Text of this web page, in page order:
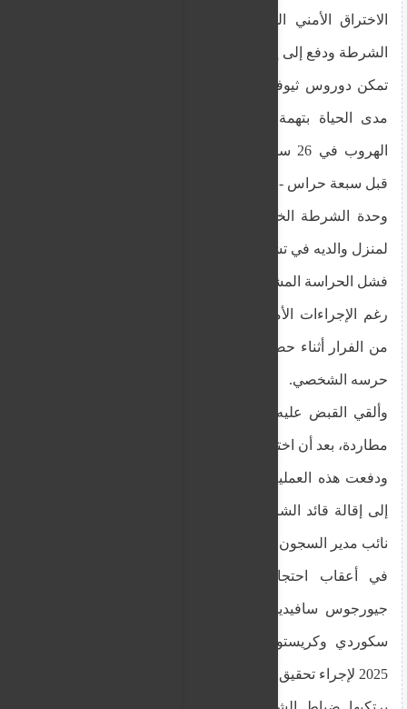
الاختراق الأمني ​​الذي أدى إلى إقالة كبار مسؤولي
الشرطة ودفع إلى إجراء تحقيق جنائي.
تمكن دوروس ثيوفانوس، الذي يقضي عقوبة بالسجن
مدى الحياة بتهمة قتل صديقته الحامل وابنتها، من
قبل سبعة حراس - أربعة ضباط سجن وثلاثة أعضاء من
لمنزل والديه في تشوليتريا، بافوس.
فشل الحراسة المشددة في منع الهروب
رغم الإجراءات الأمنية المشددة، تمكن القاتل المدان
من الفرار أثناء حضوره حفلة في منزل والديه بحضور
حرسه الشخصي.
وألقي القبض عليه لاحقا على كورنيش ليماسول بعد
مطاردة، بعد أن اختبأ في مسكن شخص ما.
ودفعت هذه العملية الرئيس نيكوس خريستودوليديس
إلى إقالة قائد الشرطة ونائبه، في حين تم أيضًا إقالة
نائب مدير السجون المركزية من منصبه.
في أعقاب احتجاجات عامة، عين المدعي العام
جيورجوس سافيديس المحققين الجنائيين ستيفانوس
2025 لإجراء تحقيق جنائي في الجرائم المحتملة التي قد